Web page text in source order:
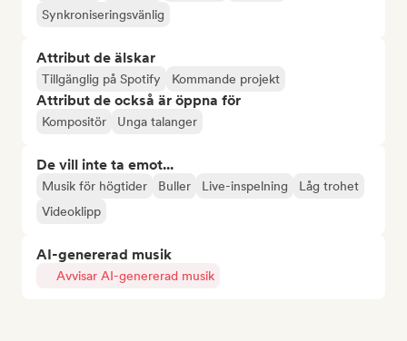
Synkroniseringsvänlig
Attribut de älskar
Tillgänglig på Spotify Kommande projekt
Attribut de också är öppna för
Kompositör Unga talanger
De vill inte ta emot...
Musik för högtider Buller Live-inspelning
Låg trohet
Videoklipp
AI-genererad musik
Avvisar AI-genererad musik